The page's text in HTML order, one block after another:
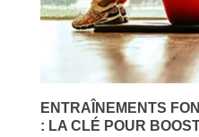
ENTRAÎNEMENTS
: LA CLÉ POUR